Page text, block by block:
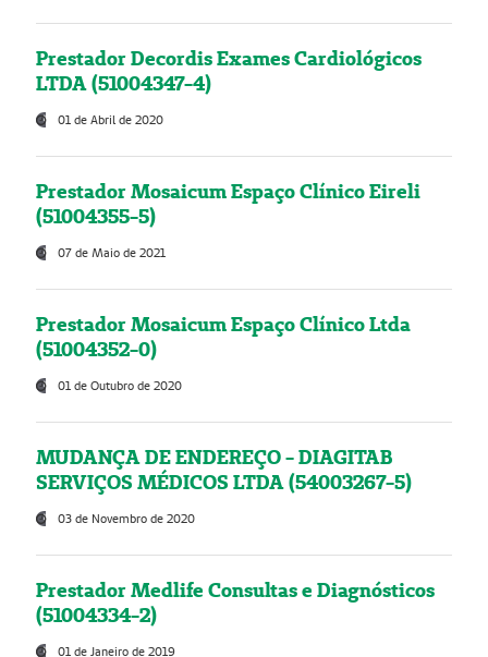
Prestador Decordis Exames Cardiológicos
LTDA (51004347-4)
01 de Abril de 2020
Prestador Mosaicum Espaço Clínico Eireli
(51004355-5)
07 de Maio de 2021
Prestador Mosaicum Espaço Clínico Ltda
(51004352-0)
01 de Outubro de 2020
MUDANÇA DE ENDEREÇO - DIAGITAB
SERVIÇOS MÉDICOS LTDA (54003267-5)
03 de Novembro de 2020
Prestador Medlife Consultas e Diagnósticos
(51004334-2)
01 de Janeiro de 2019